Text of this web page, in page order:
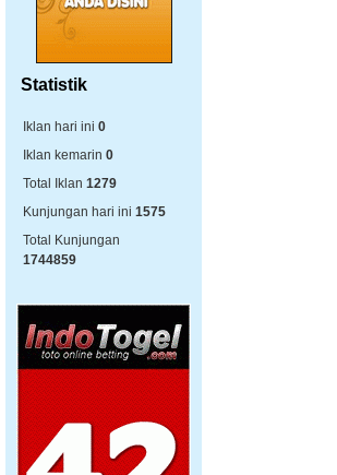
Statistik
Iklan hari ini 0
Iklan kemarin 0
Total Iklan 1279
Kunjungan hari ini 1575
Total Kunjungan
1744859